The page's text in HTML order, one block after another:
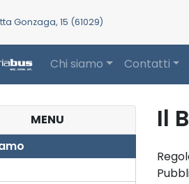
Gonzaga, 15 (61029)
Chi siamo Contatti
MENU
Il